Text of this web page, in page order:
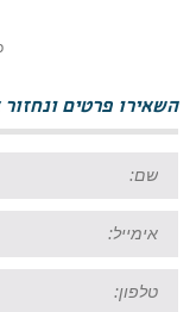
השאירו פרטים